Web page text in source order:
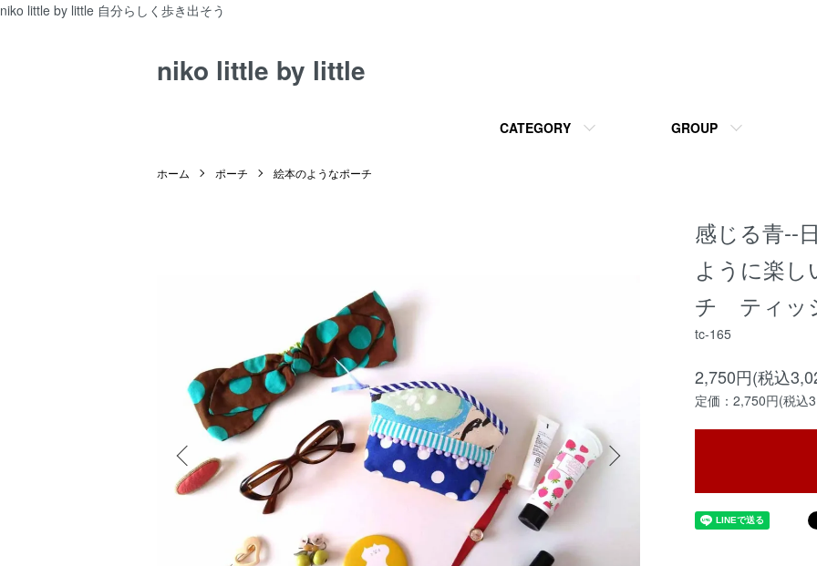
niko little by little 自分らしく歩き出そう
niko little by little
CATEGORY GROUP
ホーム ポーチ 絵本のようなポーチ
感じる青--
ように楽
チ ティッ
tc-165
2,750円(税込
定価：2,750円(税込